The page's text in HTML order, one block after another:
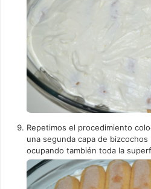
Repetimos el procedimiento
una segunda capa de
ocupando también toda la